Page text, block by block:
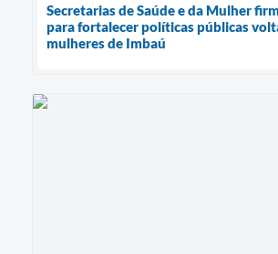
Secretarias de Saúde e da Mulher
para fortalecer políticas públicas
mulheres de Imbaú